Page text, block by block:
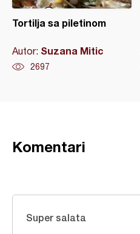
Tortilja sa piletinom
Autor: Suzana Mitic
2697
Komentari
Super salata